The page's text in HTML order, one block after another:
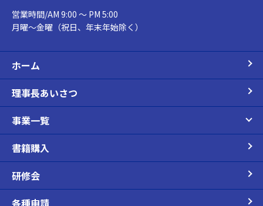
営業時間/AM 9:00 ～ PM 5:00
月曜～金曜（祝日、年末年始除く）
ホーム
理事長あいさつ
事業一覧
書籍購入
研修会
各種申請